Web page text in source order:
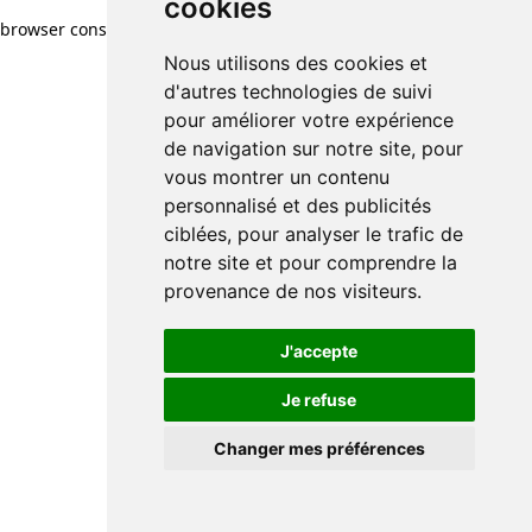
cookies
Nous utilisons des cookies et
d'autres technologies de suivi
pour améliorer votre expérience
de navigation sur notre site, pour
vous montrer un contenu
personnalisé et des publicités
ciblées, pour analyser le trafic de
notre site et pour comprendre la
provenance de nos visiteurs.
J'accepte
Je refuse
Changer mes préférences
browser console for more information)